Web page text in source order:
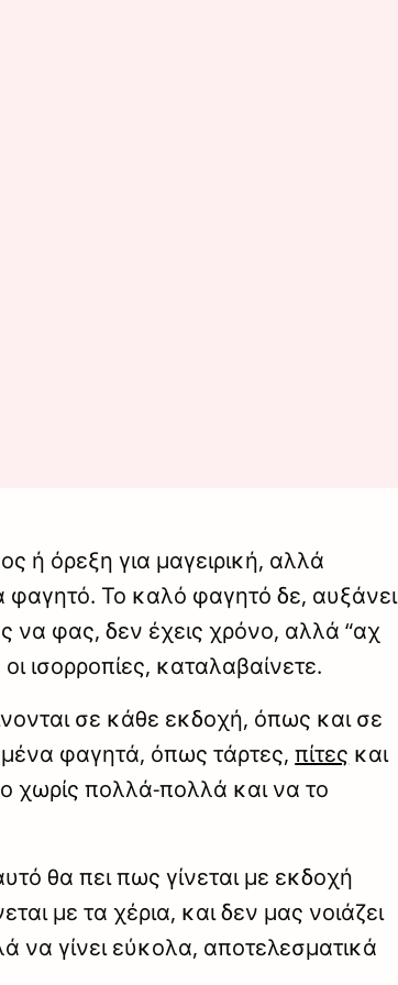
ή όρεξη για μαγειρική, αλλά
φαγητό. Το καλό φαγητό δε, αυξάνει
να φας, δεν έχεις χρόνο, αλλά “αχ
ισορροπίες, καταλαβαίνετε.
σε κάθε εκδοχή, όπως και σε
φαγητά, όπως τάρτες,πίτες και
χωρίς πολλά-πολλά και να το
θα πει πως γίνεται με εκδοχή
με τα χέρια, και δεν μας νοιάζει
να γίνει εύκολα, αποτελεσματικά